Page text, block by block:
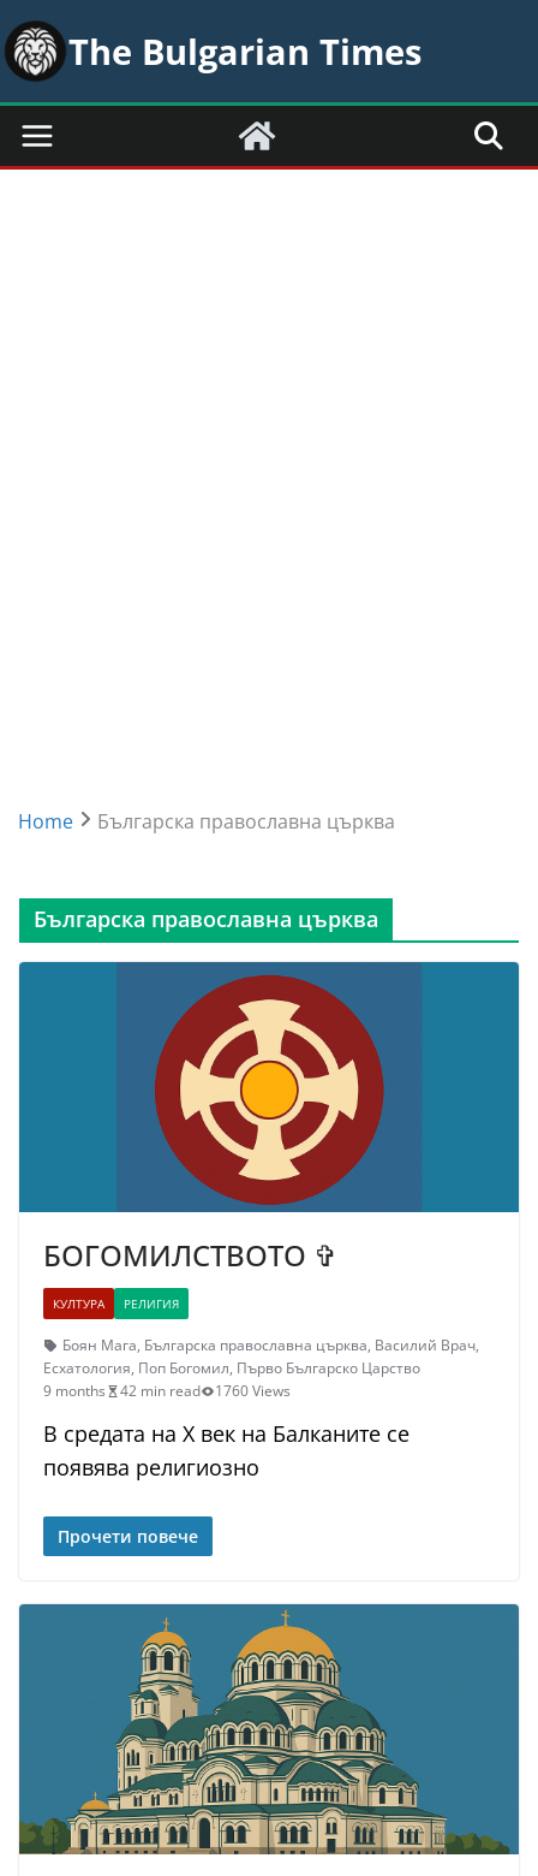
Skip
to
content
The Bulgarian Times
Home Българска православна църква
Българска православна църква
БОГОМИЛСТВОТО ✞
КУЛТУРА РЕЛИГИЯ
Боян Мага, Българска православна църква, Василий Врач,
Есхатология, Поп Богомил, Първо Българско Царство
9 months
42 min read 1760 Views
В средата на X век на Балканите се
появява религиозно
Прочети повече